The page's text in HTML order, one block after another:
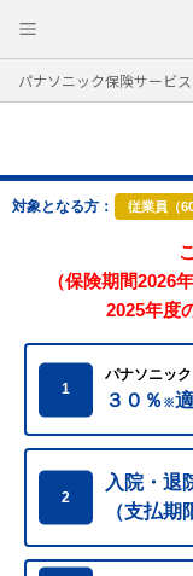
パナソニック保険サービス
対象となる方： 従業員（
（保険期間2026
2025年度
1
パナソニッ
３０％ ※
2
入院・退
（支払期